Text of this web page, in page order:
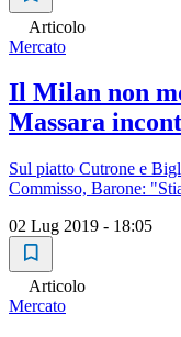
Articolo
Mercato
Il Milan non
Massara
Sul piatto Cutrone e
Commisso, Barone:
02 Lug 2019 - 18:05
Articolo
Mercato